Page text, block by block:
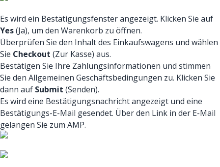
Es wird ein Bestätigungsfenster angezeigt. Klicken Sie auf
Yes(Ja), um den Warenkorb zu öffnen.
Überprüfen Sie den Inhalt des Einkaufswagens und wählen
Sie Checkout (Zur Kasse) aus.
Bestätigen Sie Ihre Zahlungsinformationen und stimmen
Sie den Allgemeinen Geschäftsbedingungen zu. Klicken Sie
dann auf Submit (Senden).
Es wird eine Bestätigungsnachricht angezeigt und eine
Bestätigungs-E-Mail gesendet. Über den Link in der E-Mail
gelangen Sie zum AMP.